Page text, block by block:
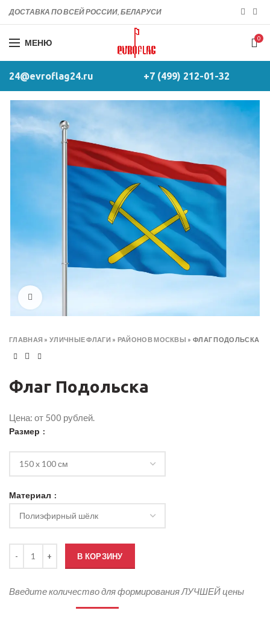
ДОСТАВКА ПО ВСЕЙ РОССИИ, БЕЛАРУСИ
МЕНЮ 0
24@evroflag24.ru +7 (499) 212-01-32
ГЛАВНАЯ »УЛИЧНЫЕ ФЛАГИ » РАЙОНОВ МОСКВЫ » ФЛАГ ПОДОЛЬСКА
Флаг Подольска
Цена: от 500 рублей.
Размер
Материал
В КОРЗИНУ
Введите количество для формирования ЛУЧШЕЙ цены